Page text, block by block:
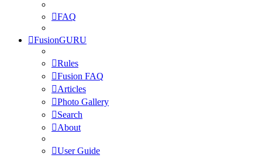
FAQ
FusionGURU
Rules
Fusion FAQ
Articles
Photo Gallery
Search
About
User Guide